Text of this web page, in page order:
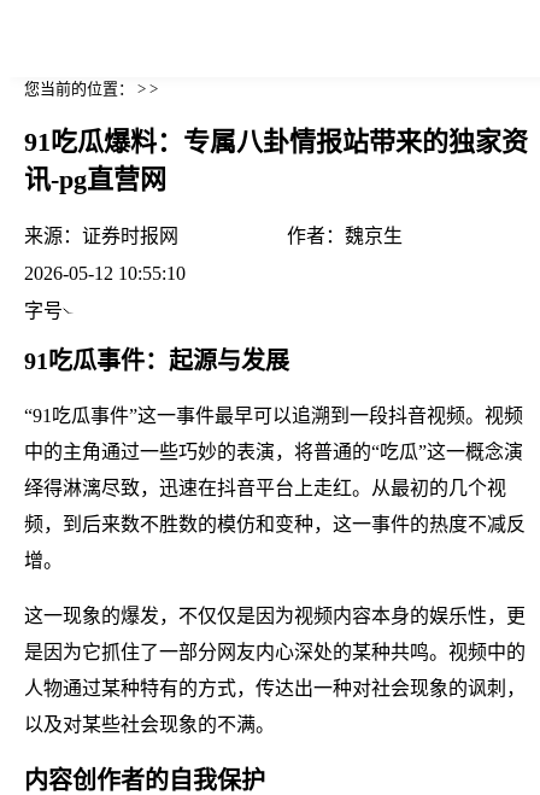
您当前的位置： > >
91吃瓜爆料：专属八卦情报站带来的独家资
讯-pg直营网
来源： 证券时报网 作者： 魏京生
2026-05-12 10:55:10
字号
91吃瓜事件：起源与发展
“91吃瓜事件”这一事件最早可以追溯到一段抖音视频。视频
中的主角通过一些巧妙的表演，将普通的“吃瓜”这一概念演
绎得淋漓尽致，迅速在抖音平台上走红。从最初的几个视
频，到后来数不胜数的模仿和变种，这一事件的热度不减反
增。
这一现象的爆发，不仅仅是因为视频内容本身的娱乐性，更
是因为它抓住了一部分网友内心深处的某种共鸣。视频中的
人物通过某种特有的方式，传达出一种对社会现象的讽刺，
以及对某些社会现象的不满。
内容创作者的自我保护